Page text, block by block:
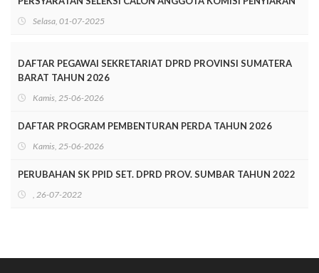
INDONESIA DAERAH SUMATERA BARAT MASA JABATAN
TAHUN 2025-2028
Selasa, 01-07-2025
DAFTAR PEGAWAI SEKRETARIAT DPRD PROVINSI SUMATERA
BARAT TAHUN 2026
Kamis, 25-06-2026
DAFTAR PROGRAM PEMBENTURAN PERDA TAHUN 2026
Kamis, 25-06-2026
PERUBAHAN SK PPID SET. DPRD PROV. SUMBAR TAHUN 2022
, 26-07-2022